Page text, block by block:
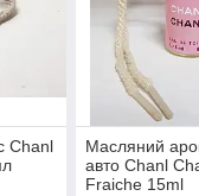
Chanl
Масляний
авто Chanl
Fraiche 15ml